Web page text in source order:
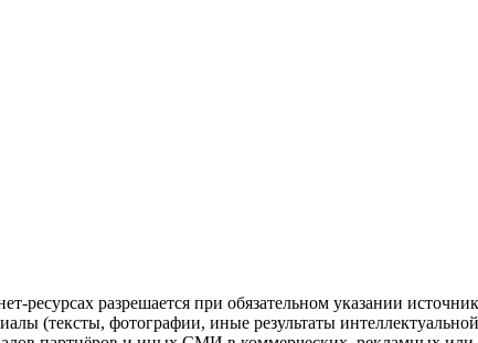
разрешается при обязательном указании
(тексты, фотографии, иные результаты